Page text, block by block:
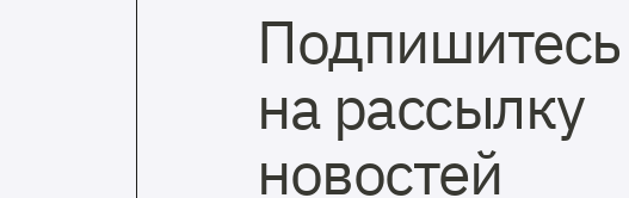
Подпишитесь
на рассылку
новостей